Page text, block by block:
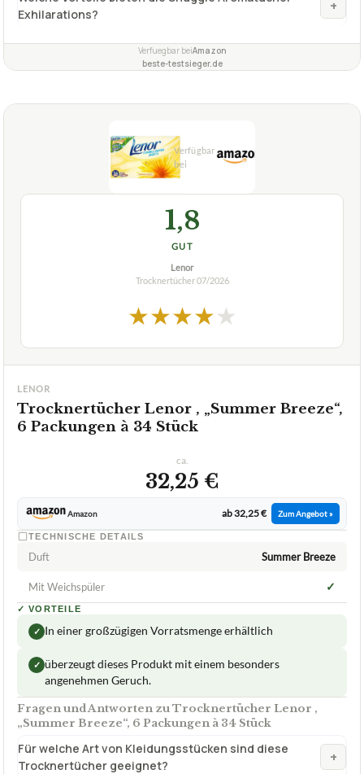
Exhilarations?
+
Verfuegbar beiAmazon
beste-testsieger.de
1,8
GUT
Lenor
Trocknertücher07/2026
★★★★★
LENOR
Trocknertücher Lenor , „Summer Breeze“,
6 Packungen à 34 Stück
ca.
32,25 €
Amazon ab 32,25 € Zum Angebot »
TECHNISCHE DETAILS
Duft Summer Breeze
Mit Weichspüler ✓
✓ VORTEILE
✓ In einer großzügigen Vorratsmenge erhältlich
✓ überzeugt dieses Produkt mit einem besonders
angenehmen Geruch.
Fragen und Antworten zu Trocknertücher Lenor ,
„Summer Breeze“, 6 Packungen à 34 Stück
Für welche Art von Kleidungsstücken sind diese
Trocknertücher geeignet?
+